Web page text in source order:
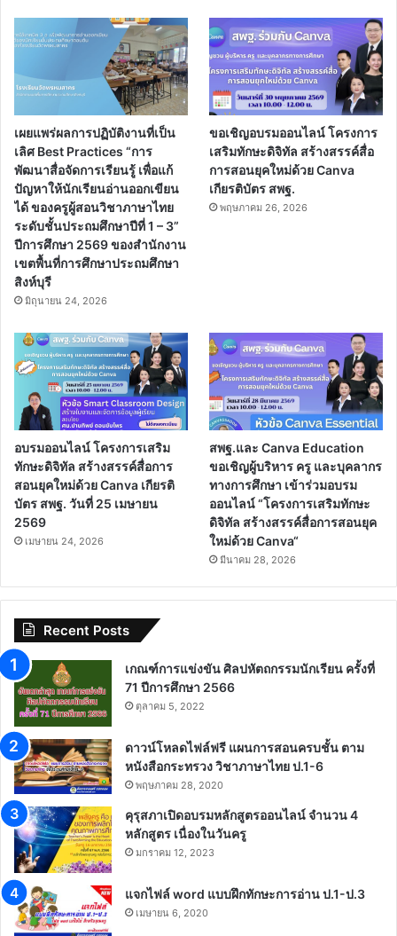
เผยแพร่ผลการปฏิบัติงานที่เป็น
เลิศ Best Practices “การ
พัฒนาสื่อจัดการเรียนรู้ เพื่อแก้
ปัญหาให้นักเรียนอ่านออกเขียน
ได้ ของครูผู้สอนวิชาภาษาไทย
ระดับชั้นประถมศึกษาปีที่ 1 – 3”
ปีการศึกษา 2569 ของสำนักงาน
เขตพื้นที่การศึกษาประถมศึกษา
สิงห์บุรี
มิถุนายน 24, 2026
ขอเชิญอบรมออนไลน์ โครงการ
เสริมทักษะดิจิทัล สร้างสรรค์สื่อ
การสอนยุคใหม่ด้วย Canva
เกียรติบัตร สพฐ.
พฤษภาคม 26, 2026
อบรมออนไลน์ โครงการเสริม
ทักษะดิจิทัล สร้างสรรค์สื่อการ
สอนยุคใหม่ด้วย Canva เกียรติ
บัตร สพฐ. วันที่ 25 เมษายน
2569
เมษายน 24, 2026
สพฐ.และ Canva Education
ขอเชิญผู้บริหาร ครู และบุคลากร
ทางการศึกษา เข้าร่วมอบรม
ออนไลน์ “โครงการเสริมทักษะ
ดิจิทัล สร้างสรรค์สื่อการสอนยุค
ใหม่ด้วย Canva“
มีนาคม 28, 2026
Recent Posts
เกณฑ์การแข่งขัน ศิลปหัตถกรรมนักเรียน ครั้งที่
71 ปีการศึกษา 2566
ตุลาคม 5, 2022
ดาวน์โหลดไฟล์ฟรี แผนการสอนครบชั้น ตาม
หนังสือกระทรวง วิชาภาษาไทย ป.1-6
พฤษภาคม 28, 2020
คุรุสภาเปิดอบรมหลักสูตรออนไลน์ จำนวน 4
หลักสูตร เนื่องในวันครู
มกราคม 12, 2023
แจกไฟล์ word แบบฝึกทักษะการอ่าน ป.1-ป.3
เมษายน 6, 2020